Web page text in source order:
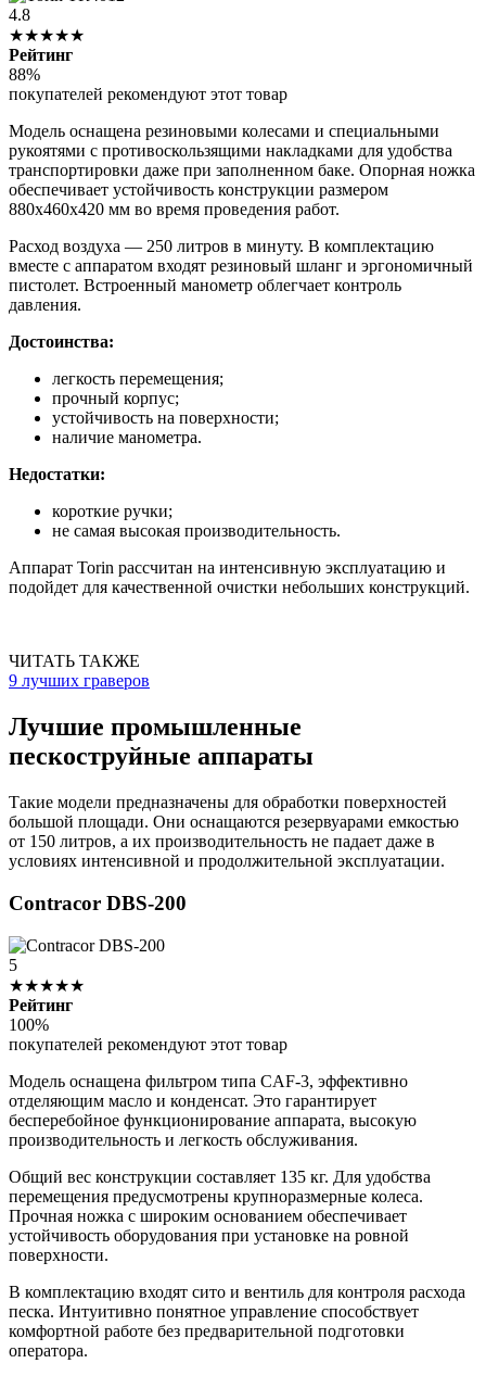
4.8
★★★★★
Рейтинг
88%
покупателей рекомендуют этот товар
Модель оснащена резиновыми колесами и специальными
рукоятями с противоскользящими накладками для удобства
транспортировки даже при заполненном баке. Опорная ножка
обеспечивает устойчивость конструкции размером
880х460х420 мм во время проведения работ.
Расход воздуха — 250 литров в минуту. В комплектацию
вместе с аппаратом входят резиновый шланг и эргономичный
пистолет. Встроенный манометр облегчает контроль
давления.
Достоинства:
легкость перемещения;
прочный корпус;
устойчивость на поверхности;
наличие манометра.
Недостатки:
короткие ручки;
не самая высокая производительность.
Аппарат Torin рассчитан на интенсивную эксплуатацию и
подойдет для качественной очистки небольших конструкций.
ЧИТАТЬ ТАКЖЕ
9 лучших граверов
Лучшие промышленные
пескоструйные аппараты
Такие модели предназначены для обработки поверхностей
большой площади. Они оснащаются резервуарами емкостью
от 150 литров, а их производительность не падает даже в
условиях интенсивной и продолжительной эксплуатации.
Contracor DBS-200
5
★★★★★
Рейтинг
100%
покупателей рекомендуют этот товар
Модель оснащена фильтром типа CAF-3, эффективно
отделяющим масло и конденсат. Это гарантирует
бесперебойное функционирование аппарата, высокую
производительность и легкость обслуживания.
Общий вес конструкции составляет 135 кг. Для удобства
перемещения предусмотрены крупноразмерные колеса.
Прочная ножка с широким основанием обеспечивает
устойчивость оборудования при установке на ровной
поверхности.
В комплектацию входят сито и вентиль для контроля расхода
песка. Интуитивно понятное управление способствует
комфортной работе без предварительной подготовки
оператора.